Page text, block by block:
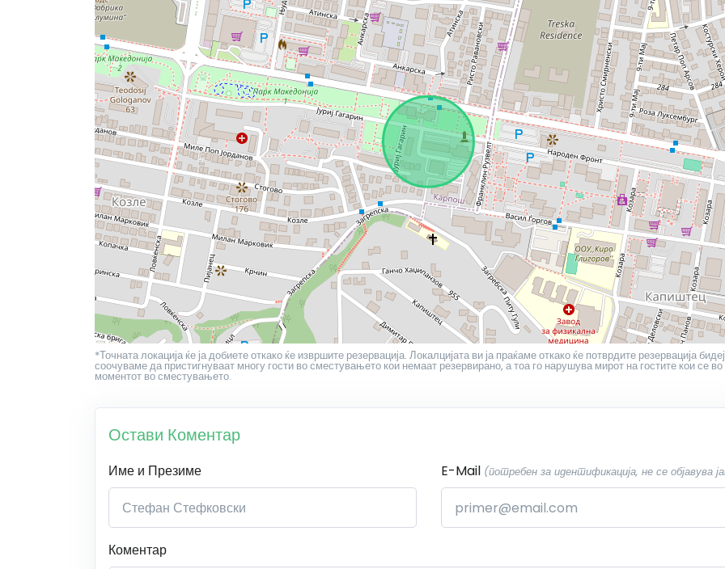
*Точната локација ќе ја добиете откако ќе извршите резервација. Локалцијата ви ја праќаме откако ќе потврдите резервација
соочуваме да пристигнуваат многу гости во сместувањето кои немаат резервирано, а тоа го нарушува мирот на гостите кои се во
моментот во сместувањето.
Остави Коментар
Име и Презиме E-Mail (потребен за идентификација, не се објавува
Коментар